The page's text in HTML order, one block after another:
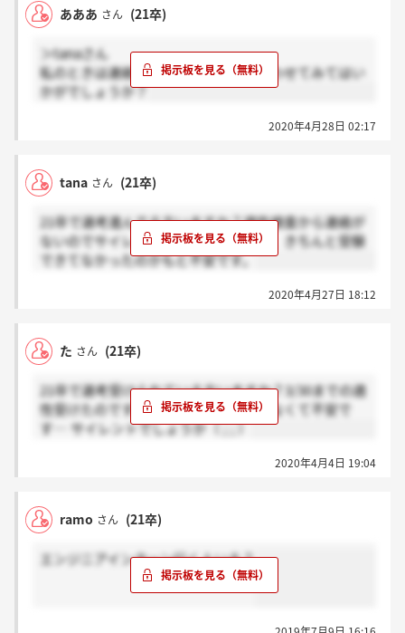
あああ さん (21卒)
＞tanaさん
私のときは連絡がきたので一応問い合わせてみてはい
かがでしょうか？
2020年4月28日 02:17
tana さん (21卒)
21卒で選考進んでる方いますか？適性検査から連絡が
ないのでサイレントなのでしょうか、、きちんと受験
できてなかったのかもと不安です。
2020年4月27日 18:12
た さん (21卒)
21卒で選考受けられている方いますか？3/30までの適
性受けたのですが、その後何も連絡がなくて不安で
す… サイレントでしょうか（ ; ; ）
2020年4月4日 19:04
ramo さん (21卒)
エンジニアインターン行く人いる？